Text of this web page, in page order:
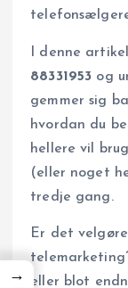
I denne
88331953 og
gemmer sig
hvordan du
hellere vil
(eller noget
tredje gang.
Er det
eller blot
→